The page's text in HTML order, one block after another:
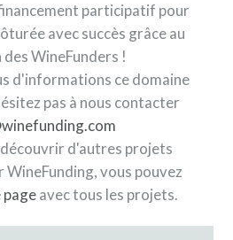
participatif pour
avec succès grâce au
WineFunders !
d'informations ce domaine
pas à nous contacter
d'autres projets
WineFunding, vous pouvez
avec tous les projets.